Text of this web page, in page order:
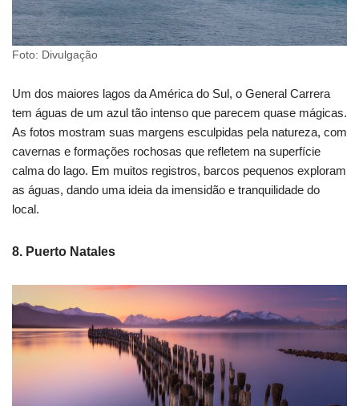
Foto: Divulgação
Um dos maiores lagos da América do Sul, o General Carrera
tem águas de um azul tão intenso que parecem quase mágicas.
As fotos mostram suas margens esculpidas pela natureza, com
cavernas e formações rochosas que refletem na superfície
calma do lago. Em muitos registros, barcos pequenos exploram
as águas, dando uma ideia da imensidão e tranquilidade do
local.
8. Puerto Natales